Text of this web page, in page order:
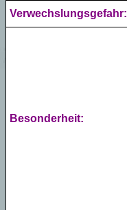
Verwechslungsgefahr:
Besonderheit: